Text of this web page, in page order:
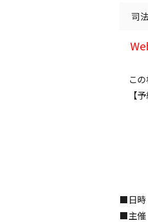
司
この
【予
■日時
■主